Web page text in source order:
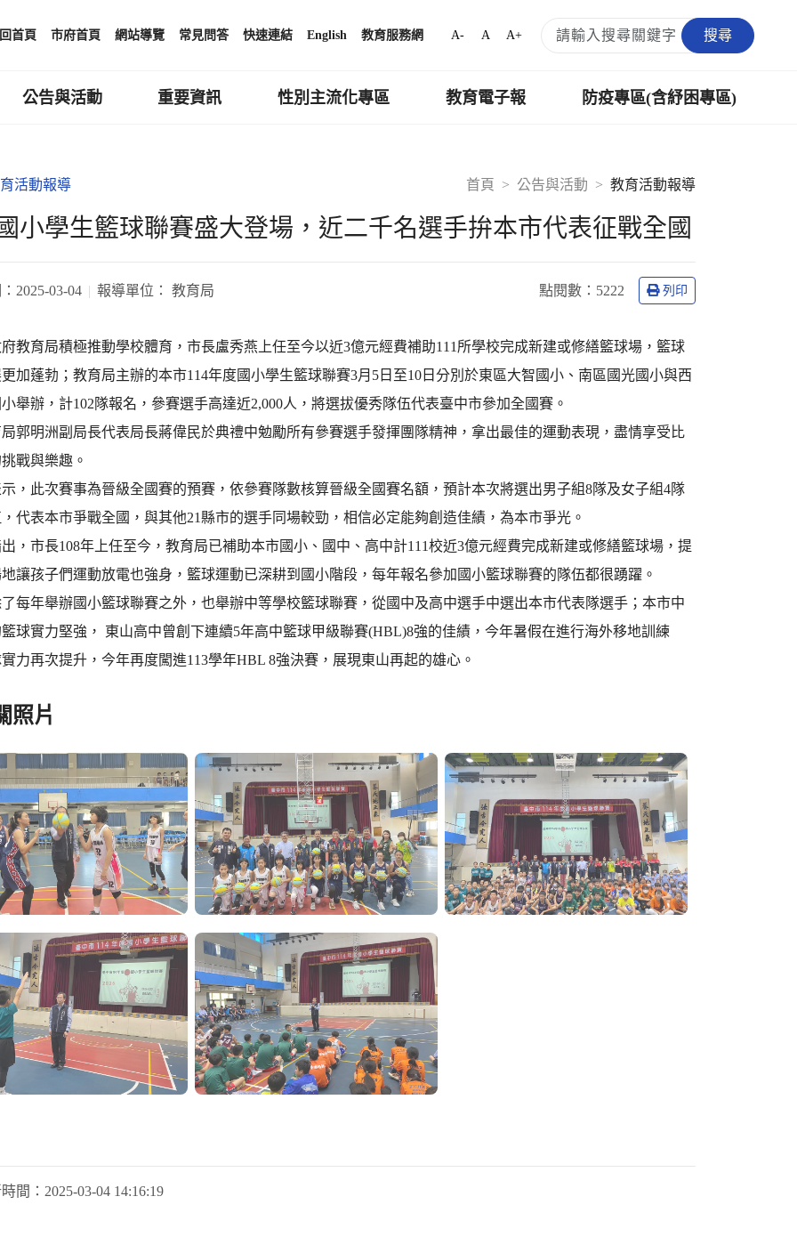
回首頁 市府首頁 網站導覽 常見問答 快速連結 English 教育服務網 A- A A+ 搜尋
公告與活動 重要資訊 性別主流化專區 教育電子報 防疫專區(含紓困專區)
首頁 公告與活動 教育活動報導
活動報導
小學生籃球聯賽盛大登場，近二千名選手拚本市代表征戰全國
2025-03-04 報導單位： 教育局 點閱數： 5222 列印
教育局積極推動學校體育，市長盧秀燕上任至今以近3億元經費補助111所學校完成新建或修繕籃球場，籃球
加蓬勃；教育局主辦的本市114年度國小學生籃球聯賽3月5日至10日分別於東區大智國小、南區國光國小與西
舉辦，計102隊報名，參賽選手高達近2,000人，將選拔優秀隊伍代表臺中市參加全國賽。
郭明洲副局長代表局長蔣偉民於典禮中勉勵所有參賽選手發揮團隊精神，拿出最佳的運動表現，盡情享受比
戰與樂趣。
，此次賽事為晉級全國賽的預賽，依參賽隊數核算晉級全國賽名額，預計本次將選出男子組8隊及女子組4隊
代表本市爭戰全國，與其他21縣市的選手同場較勁，相信必定能夠創造佳績，為本市爭光。
，市長108年上任至今，教育局已補助本市國小、國中、高中計111校近3億元經費完成新建或修繕籃球場，提
讓孩子們運動放電也強身，籃球運動已深耕到國小階段，每年報名參加國小籃球聯賽的隊伍都很踴躍。
每年舉辦國小籃球聯賽之外，也舉辦中等學校籃球聯賽，從國中及高中選手中選出本市代表隊選手；本市中
球實力堅強， 東山高中曾創下連續5年高中籃球甲級聯賽(HBL)8強的佳績，今年暑假在進行海外移地訓練
力再次提升，今年再度闖進113學年HBL 8強決賽，展現東山再起的雄心。
照片
間： 2025-03-04 14:16:19